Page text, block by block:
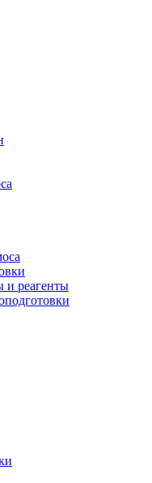
и реагенты